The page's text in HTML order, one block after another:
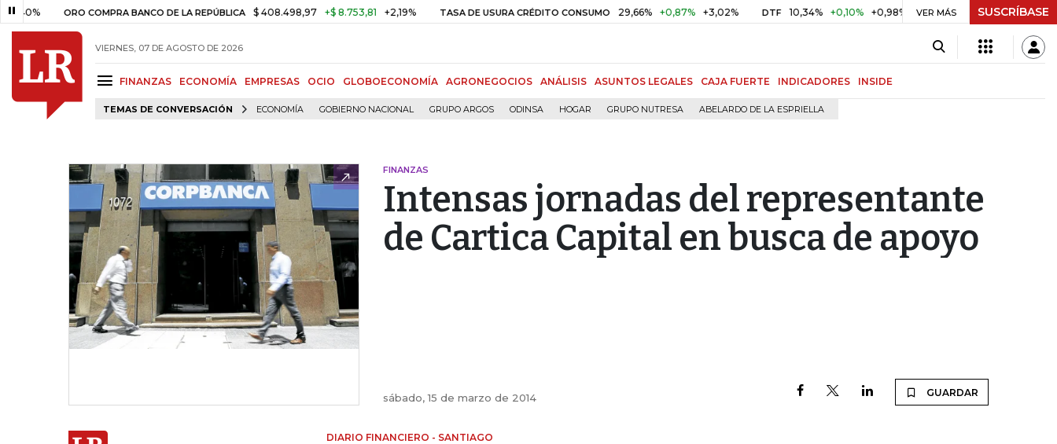
ORO COMPRA BANCO DE LA REPÚBLICA $ 408.498,97 +$ 8.753,81 +2,19% TASA DE USURA CRÉDITO CONSUMO 29,66% +0,87% +3,02% DTF 10,34% +0,10% +0,98% UVR $ 416,91 +$ 0,05 +0,01%
VER MÁS SUSCRÍBASE
VIERNES, 07 DE AGOSTO DE 2026
FINANZAS ECONOMÍA EMPRESAS OCIO GLOBOECONOMÍA AGRONEGOCIOS ANÁLISIS ASUNTOS LEGALES CAJA FUERTE INDICADORES INSIDE
TEMAS DE CONVERSACIÓN ECONOMÍA GOBIERNO NACIONAL GRUPO ARGOS ODINSA HOGAR GRUPO NUTRESA ABELARDO DE LA ESPRIELLA
FINANZAS
Intensas jornadas del representante
de Cartica Capital en busca de apoyo
sábado, 15 de marzo de 2014 GUARDAR
DIARIO FINANCIERO - SANTIAGO